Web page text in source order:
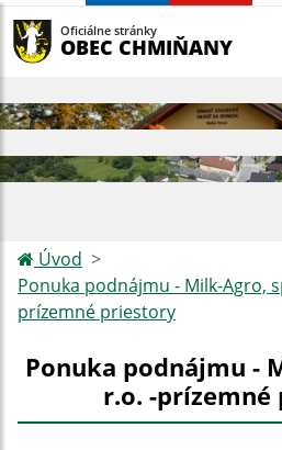
Oficiálne stránky
OBEC CHMIŇANY
Úvod
Ponuka podnájmu - Milk-Agro,
prízemné priestory
Ponuka podnájmu -
r.o. -